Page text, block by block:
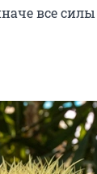
все силы